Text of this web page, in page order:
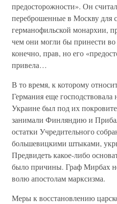
предосторожности». Он
переброшенные в Москву для
германофильской монархии,
чем они могли бы принести
конечно, прав, но его
привела…
В то время, к которому
Германия еще господствовала
Украине был под их
занимали Финляндию и
остатки Учредительного
большевицкими штыками,
Предвидеть какое-либо
было причины. Граф Мирбах
волю апостолам марксизма.
Меры к восстановлению